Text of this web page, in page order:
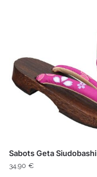
Sabots Geta Siudobashi
34,90 €